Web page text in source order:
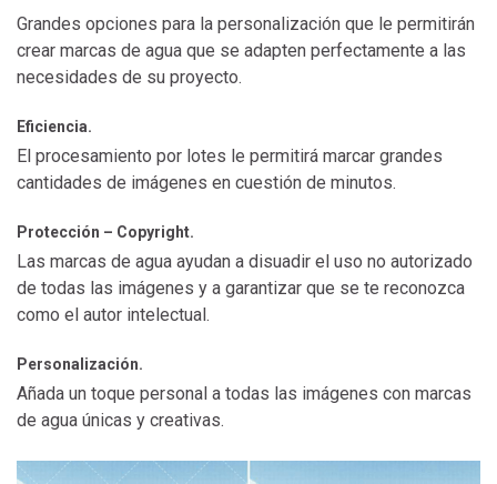
Grandes opciones para la personalización que le permitirán
crear marcas de agua que se adapten perfectamente a las
necesidades de su proyecto.
Eficiencia.
El procesamiento por lotes le permitirá marcar grandes
cantidades de imágenes en cuestión de minutos.
Protección – Copyright.
Las marcas de agua ayudan a disuadir el uso no autorizado
de todas las imágenes y a garantizar que se te reconozca
como el autor intelectual.
Personalización.
Añada un toque personal a todas las imágenes con marcas
de agua únicas y creativas.